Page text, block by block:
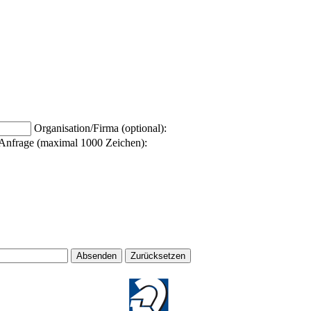
Organisation/Firma (optional):
(maximal 1000 Zeichen):